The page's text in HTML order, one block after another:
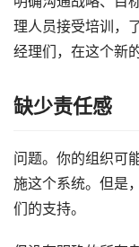
理人员接受培训，
经理们，在这个新
缺少责任感
问题。你的组织可
施这个系统。但是
们的支持。